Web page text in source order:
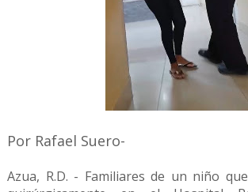
Por Rafael Suero-
Azua, R.D. - Familiares de un niño